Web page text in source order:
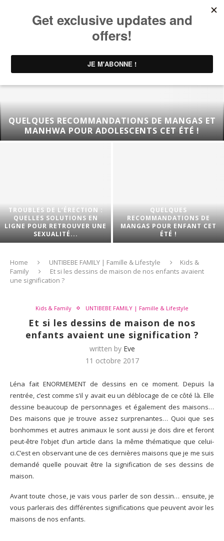
QUELQUES RECOMMANDATIONS DE MANGAS ET
MANHWA POUR ADOLESCENTS CET ÉTÉ !
TROUBLES DE L’ÉRECTION :
QUELLES SOLUTIONS EN
LIGNE POUR RETROUVER UNE
SEXUALITÉ...
QUELQUES
RECOMMANDATIONS DE
MANGAS POUR ENFANT CET
ÉTÉ !
Home UNTIBEBE FAMILY | Famille & Lifestyle
Kids &
Family
Et si les dessins de maison de nos enfants avaient
une signification ?
Kids & Family UNTIBEBE FAMILY | Famille & Lifestyle
Et si les dessins de maison de nos
enfants avaient une signification ?
written by Eve
11 octobre 2017
Léna fait ENORMEMENT de dessins en ce moment. Depuis la
rentrée, c’est comme s’il y avait eu un déblocage de ce côté là. Elle
dessine beaucoup de personnages et également des maisons…
Des maisons que je trouve assez surprenantes… Quoi que ses
bonhommes et autres animaux le sont aussi je dois dire et feront
peut-être l’objet d’un article dans la même thématique que celui-
ci.C’est en observant une de ces dernières maisons que je me suis
demandé quelle pouvait être la signification de ses dessins de
maison.
Avant toute chose, je vais vous parler de son dessin… ensuite, je
vous parlerais des différentes significations que peuvent avoir les
maisons de nos enfants.